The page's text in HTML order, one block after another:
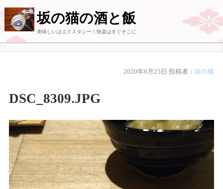
坂の猫の酒と飯
美味しいはエクスタシー！快楽はすぐそこに
2020年6月25日 投稿者：坂の猫
DSC_8309.JPG